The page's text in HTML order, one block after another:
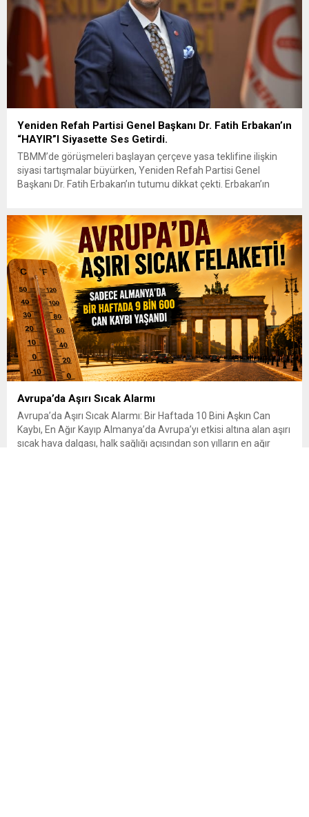
Yeniden Refah Partisi Genel Başkanı Dr. Fatih Erbakan’ın
“HAYIR”I Siyasette Ses Getirdi.
TBMM’de görüşmeleri başlayan çerçeve yasa teklifine ilişkin
siyasi tartışmalar büyürken, Yeniden Refah Partisi Genel
Başkanı Dr. Fatih Erbakan’ın tutumu dikkat çekti. Erbakan’ın
Partisi Genel Başkanı Ümit Özdağ’dan dikkat çeken destek
geldi. Türkiye Büyük Millet Meclisi’nde...
Avrupa’da Aşırı Sıcak Alarmı
Avrupa’da Aşırı Sıcak Alarmı: Bir Haftada 10 Bini Aşkın Can
Kaybı, En Ağır Kayıp Almanya’da Avrupa’yı etkisi altına alan aşırı
sıcak hava dalgası, halk sağlığı açısından son yılların en ağır